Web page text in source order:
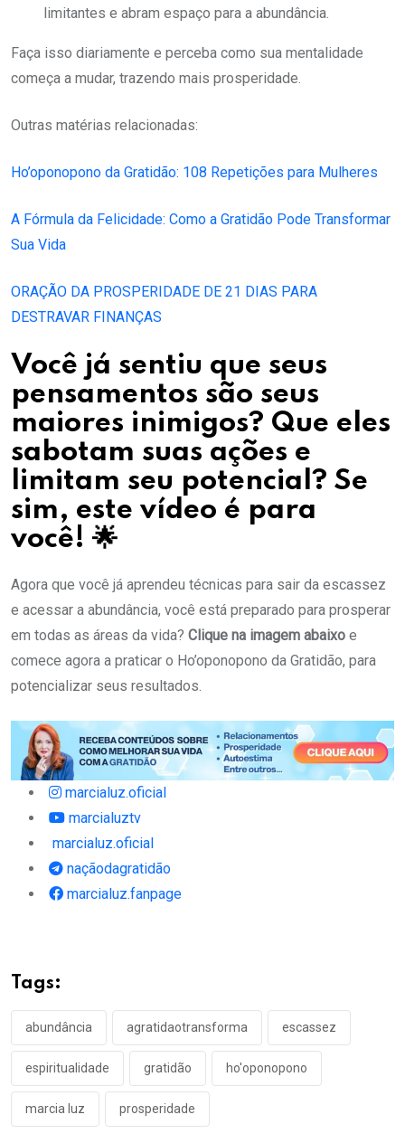
limitantes e abram espaço para a abundância.
Faça isso diariamente e perceba como sua mentalidade
começa a mudar, trazendo mais prosperidade.
Outras matérias relacionadas:
Ho’oponopono da Gratidão: 108 Repetições para Mulheres
A Fórmula da Felicidade: Como a Gratidão Pode Transformar
Sua Vida
ORAÇÃO DA PROSPERIDADE DE 21 DIAS PARA
DESTRAVAR FINANÇAS
Você já sentiu que seus
pensamentos são seus
maiores inimigos? Que eles
sabotam suas ações e
limitam seu potencial? Se
sim, este vídeo é para
você! 🌟
Agora que você já aprendeu técnicas para sair da escassez
e acessar a abundância, você está preparado para prosperar
em todas as áreas da vida? Clique na imagem abaixo e
comece agora a praticar o Ho’oponopono da Gratidão, para
potencializar seus resultados.
marcialuz.oficial
marcialuztv
marcialuz.oficial
naçãodagratidão
marcialuz.fanpage
Tags:
abundância agratidaotransforma escassez
espiritualidade gratidão ho'oponopono
marcia luz prosperidade